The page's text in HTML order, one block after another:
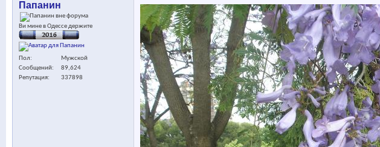
Папанин
Ви мине в Одессе держите
Пол
Мужской
Сообщений
89,624
Репутация
337898